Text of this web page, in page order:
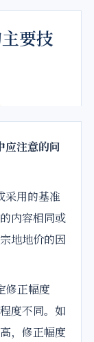
要技
应注意的问
用的基准
内容相同或
地地价的因
正幅度
度不同。如
，修正幅度